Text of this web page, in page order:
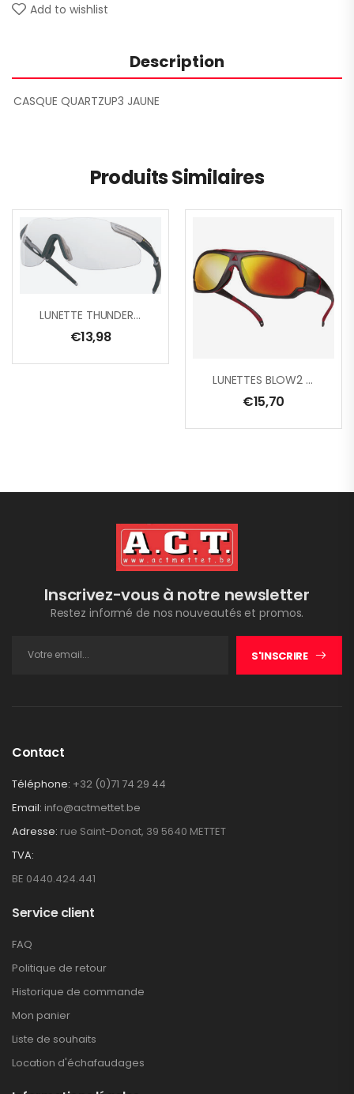
Add to wishlist
Description
CASQUE QUARTZUP3 JAUNE
Produits Similaires
LUNETTE THUNDER BL/GR INCOLORE
€13,98
LUNETTES BLOW2 MIRROR
€15,70
Inscrivez-vous à notre newsletter
Restez informé de nos nouveautés et promos.
S'INSCRIRE
Contact
Téléphone: +32 (0)71 74 29 44
Email: info@actmettet.be
Adresse: rue Saint-Donat, 39 5640 METTET
TVA:
BE 0440.424.441
Service client
FAQ
Politique de retour
Historique de commande
Mon panier
Liste de souhaits
Location d'échafaudages